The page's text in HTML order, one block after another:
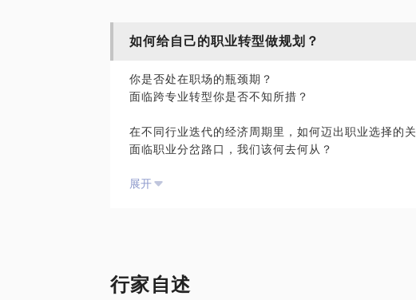
离职交接哪些细节值得我们重点关注？
如何给一段经历画上完美的句点？
……
我们一起聊聊离职的正确打开方式。
如何给自己的职业转型做规划？
你是否处在职场的瓶颈期？
面临跨专业转型你是否不知所措？
在不同行业迭代的经济周期里，如何迈出职业选择的
面临职业分岔路口，我们该何去何从？
基于你个人的情况和未来行业发展，聊聊：
一起聊聊面对你的情况，如何在纷杂变化的职场中寻
展开
行家自述